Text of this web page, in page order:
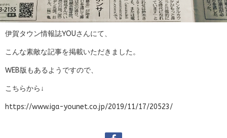
伊賀タウン情報誌YOUさんにて、
こんな素敵な記事を掲載いただきました。
WEB版もあるようですので、
こちらから↓
https://www.iga-younet.co.jp/2019/11/17/20523/